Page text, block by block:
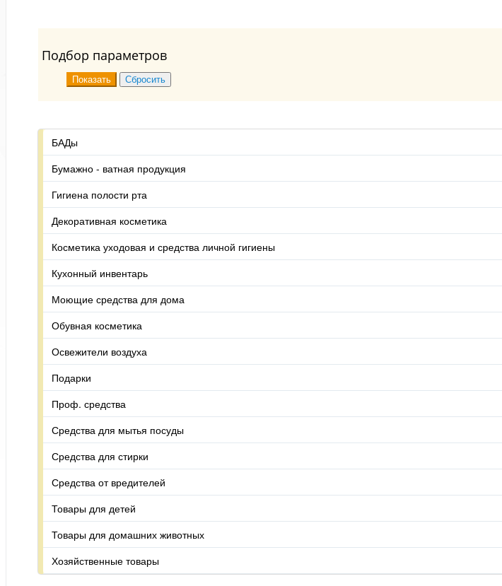
Подбор параметров
БАДы
Бумажно - ватная продукция
Гигиена полости рта
Декоративная косметика
Косметика уходовая и средства личной гигиены
Кухонный инвентарь
Моющие средства для дома
Обувная косметика
Освежители воздуха
Подарки
Проф. средства
Средства для мытья посуды
Средства для стирки
Средства от вредителей
Товары для детей
Товары для домашних животных
Хозяйственные товары